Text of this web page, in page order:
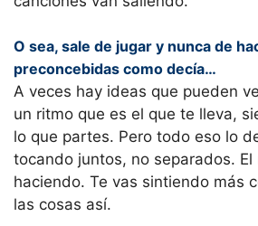
O sea, sale de jugar y nunca de
preconcebidas como decía…
A veces hay ideas que pueden
un ritmo que es el que te lleva,
lo que partes. Pero todo eso lo
tocando juntos, no separados. El
haciendo. Te vas sintiendo más
las cosas así.